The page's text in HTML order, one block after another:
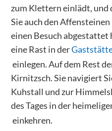
zum Klettern einlädt, und
Sie auch den
einen Besuch abgestattet
eine Rast in der
einlegen. Auf dem Rest
Kirnitzsch. Sie navigiert
Kuhstall und zur
des Tages in der
einkehren.